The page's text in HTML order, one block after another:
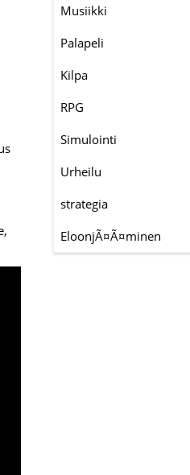
Musiikki
Palapeli
Kilpa
RPG
Simulointi
Urheilu
strategia
EloonjÃ¤Ã¤minen